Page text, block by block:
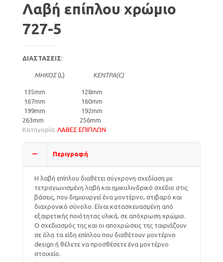
Λαβή επίπλου χρώμιο
727-5
ΔΙΑΣΤΑΣΕΙΣ:
ΜΗΚΟΣ(L) ΚΕΝΤΡΑ(C)
135mm 128mm
167mm 160mm
199mm 192mm
263mm 256mm
Κατηγορία: ΛΑΒΕΣ ΕΠΙΠΛΩΝ
Περιγραφή
Η λαβή επίπλου διαθέτει σύγχρονη σχεδίαση με
τετραγωνισμένη λαβή και ημικυλινδρικό σχέδιο στις
βάσεις, που δημιουργεί ένα μοντέρνο, στιβαρό και
διαχρονικό σύνολο. Είναι κατασκευασμένη από
εξαιρετικής ποιότητας υλικά, σε απόχρωση χρώμιο.
Ο σχεδιασμός της και οι αποχρώσεις της ταιριάζουν
σε όλα τα είδη επίπλου που διαθέτουν μοντέρνο
design ή θέλετε να προσθέσετε ένα μοντέρνο
στοιχείο.